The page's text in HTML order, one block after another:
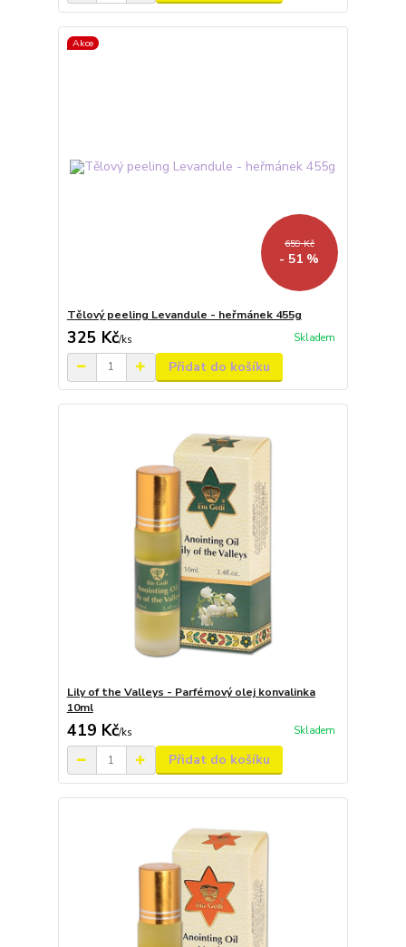
Akce
659 Kč
- 51 %
Tělový peeling Levandule - heřmánek 455g
325 Kč/ks Skladem
Přidat do košíku
Lily of the Valleys - Parfémový olej konvalinka
10ml
419 Kč/ks Skladem
Přidat do košíku